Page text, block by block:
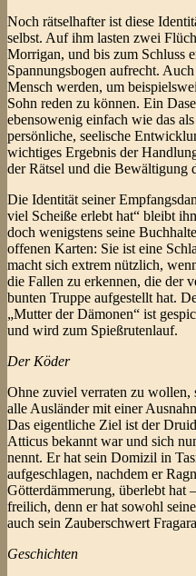
Noch rätselhafter ist diese
selbst. Auf ihm lasten zwei
Morrigan, und bis zum Schluss
Spannungsbogen aufrecht.
Mensch werden, um
Sohn reden zu können. Ein
ebensowenig einfach wie das
persönliche, seelische
wichtiges Ergebnis der
der Rätsel und die Bewältigung
Die Identität seiner
viel Scheiße erlebt hat“ bleibt
doch wenigstens seine
offenen Karten: Sie ist eine
macht sich extrem nützlich,
die Fallen zu erkennen, die der
bunten Truppe aufgestellt hat.
„Mutter der Dämonen“ ist
und wird zum Spießrutenlauf.
Der Köder
Ohne zuviel verraten zu wollen,
alle Ausländer mit einer
Das eigentliche Ziel ist der
Atticus bekannt war und sich
nennt. Er hat sein Domizil in
aufgeschlagen, nachdem er
Götterdämmerung, überlebt hat
freilich, denn er hat sowohl
auch sein Zauberschwert
Geschichten